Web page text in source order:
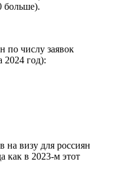
больше).
по числу заявок
2024 год):
на визу для россиян
как в 2023-м этот